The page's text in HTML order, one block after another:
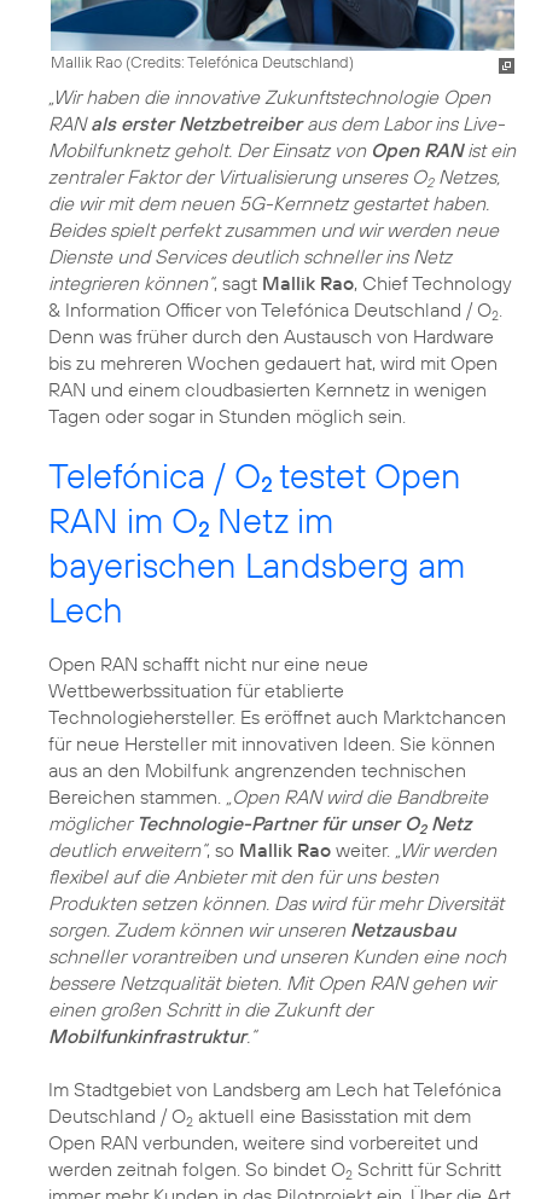
Mallik Rao (Credits: Telefónica Deutschland)
„Wir haben die innovative Zukunftstechnologie Open
RANals erster Netzbetreiberaus dem Labor ins Live-
Mobilfunknetz geholt. Der Einsatz von Open RANist ein
zentraler Faktor der Virtualisierung unseres O2Netzes,
die wir mit dem neuen 5G-Kernnetz gestartet haben.
Beides spielt perfekt zusammen und wir werden neue
Dienste und Services deutlich schneller ins Netz
integrieren können“, sagt Mallik Rao, Chief Technology
& Information Officer von Telefónica Deutschland / O2
Denn was früher durch den Austausch von Hardware
bis zu mehreren Wochen gedauert hat, wird mit Open
RAN und einem cloudbasierten Kernnetz in wenigen
Tagen oder sogar in Stunden möglich sein.
Telefónica / O2 testet Open
RAN im O2 Netz im
bayerischen Landsberg am
Lech
Open RAN schafft nicht nur eine neue
Wettbewerbssituation für etablierte
Technologiehersteller. Es eröffnet auch Marktchancen
für neue Hersteller mit innovativen Ideen. Sie können
aus an den Mobilfunk angrenzenden technischen
Bereichen stammen.
„Open RAN wird die Bandbreite
möglicher Technologie-Partner für unser O2Netz
deutlich erweitern“, so Mallik Rao weiter. „Wir werden
flexibel auf die Anbieter mit den für uns besten
Produkten setzen können. Das wird für mehr Diversität
sorgen. Zudem können wir unseren Netzausbau
schneller vorantreiben und unseren Kunden eine noch
bessere Netzqualität bieten. Mit Open RAN gehen wir
einen großen Schritt in die Zukunft der
Mobilfunkinfrastruktur.“
Im Stadtgebiet von Landsberg am Lech hat Telefónica
Deutschland / O2 aktuell eine Basisstation mit dem
Open RAN verbunden, weitere sind vorbereitet und
werden zeitnah folgen. So bindet O2 Schritt für Schritt